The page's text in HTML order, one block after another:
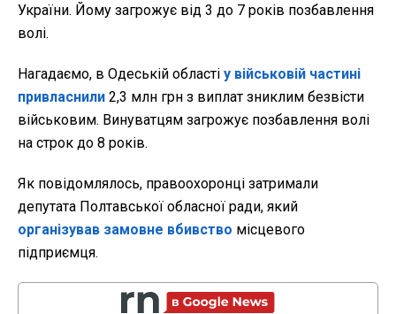
України. Йому загрожує від 3 до 7 років позбавлення
волі.
Нагадаємо, в Одеській області у військовій частині
привласнили 2,3 млн грн з виплат зниклим безвісти
військовим. Винуватцям загрожує позбавлення волі
на строк до 8 років.
Як повідомлялось, правоохоронці затримали
депутата Полтавської обласної ради, який
організував замовне вбивство місцевого
підприємця.